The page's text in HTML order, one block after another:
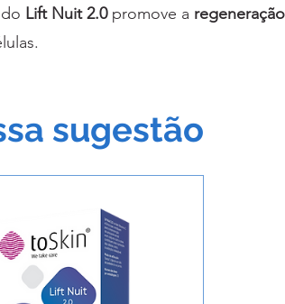
Lift Nuit 2.0promove a
sugestão